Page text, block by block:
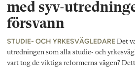
med syv-
försvann
STUDIE- OCH YRKESVÄGLEDARE Det
utredningen som alla studie- och
vart tog de viktiga reformerna vägen?